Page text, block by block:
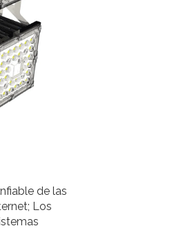
de las
Los